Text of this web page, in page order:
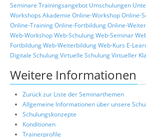
Seminare Trainingsangebot Umschulungen
Workshops Akademie Online-WorkshopOnline-
Online-TrainingOnline-FortbildungOnline-
Web-WorkshopWeb-SchulungWeb-Seminar
FortbildungWeb-WeiterbildungWeb-Kurs E-
Digitale SchulungVirtuelle SchulungVirtueller
Weitere Informationen
Zurück zur Liste der Seminarthemen
Allgemeine Informationen über unsere
Schulungskonzepte
Konditionen
Trainerprofile